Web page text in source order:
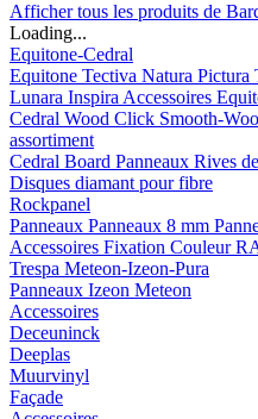
Afficher tous les produits de
Loading...
Equitone-Cedral
Equitone Tectiva Natura Pictura
Lunara Inspira Accessoires
Cedral Wood Click Smooth-
assortiment
Cedral Board Panneaux Rives
Disques diamant pour fibre
Rockpanel
Panneaux Panneaux 8 mm
Accessoires Fixation Couleur
Trespa Meteon-Izeon-Pura
Panneaux Izeon Meteon
Accessoires
Deceuninck
Deeplas
Muurvinyl
Façade